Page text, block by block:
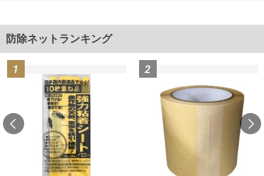
防除ネットランキング